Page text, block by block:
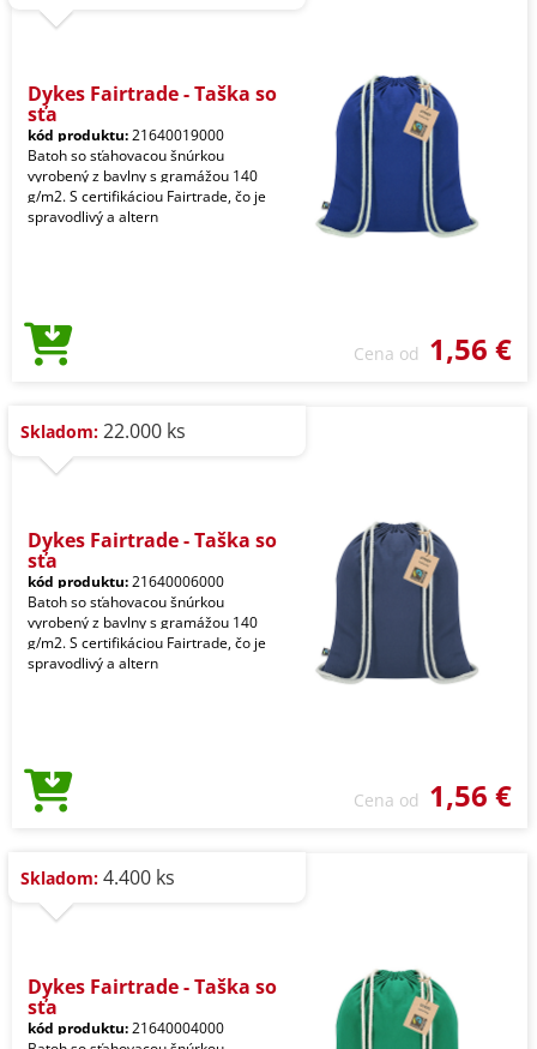
Dykes Fairtrade - Taška so
sťa
kód produktu:21640019000
Batoh so sťahovacou šnúrkou
vyrobený z bavlny s gramážou 140
g/m2. S certifikáciou Fairtrade, čo je
spravodlivý a altern
Cena od 1,56 €
Skladom: 22.000 ks
Dykes Fairtrade - Taška so
sťa
kód produktu:21640006000
Batoh so sťahovacou šnúrkou
vyrobený z bavlny s gramážou 140
g/m2. S certifikáciou Fairtrade, čo je
spravodlivý a altern
Cena od 1,56 €
Skladom: 4.400 ks
Dykes Fairtrade - Taška so
sťa
kód produktu:21640004000